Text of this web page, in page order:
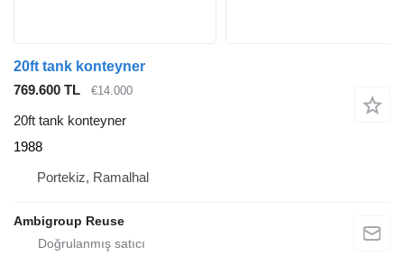
20ft tank konteyner
769.600 TL
€14.000
20ft tank konteyner
1988
Portekiz, Ramalhal
Ambigroup Reuse